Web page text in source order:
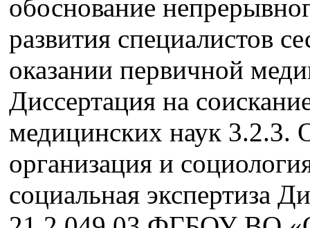
обоснование
развития специалистов
оказании первичной
Диссертация на
медицинских наук 3.2.3.
организация и
социальная экспертиза